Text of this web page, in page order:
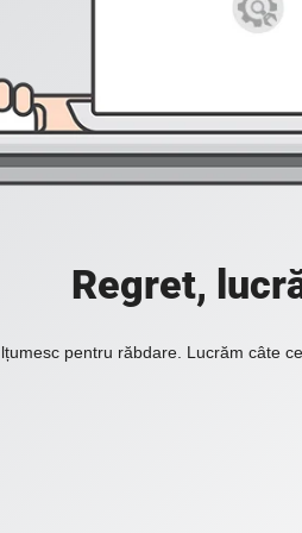
Regret,
pentru răbdare. Lucrăm câte